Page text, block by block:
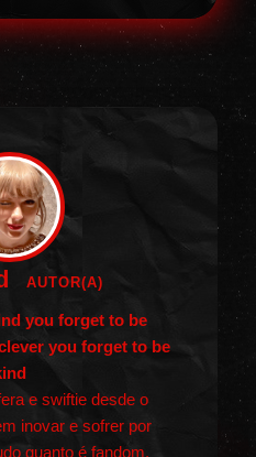
AUTOR(A)
you forget to be
you forget to be
e swiftie desde o
inovar e sofrer por
quanto é fandom.